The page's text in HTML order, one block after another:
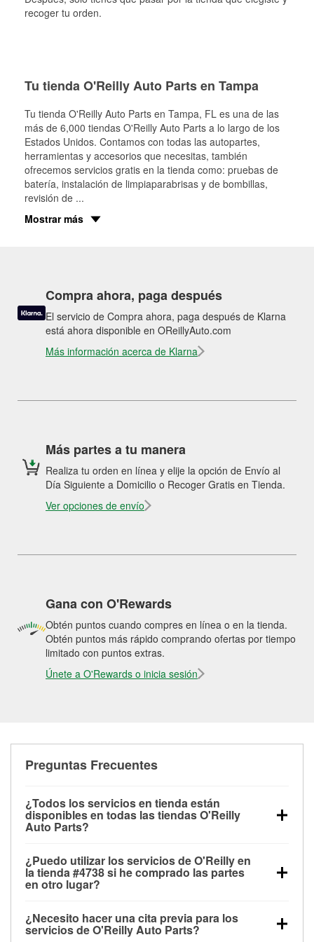
recoger tu orden.
Tu tienda O'Reilly Auto Parts en Tampa
Tu tienda O'Reilly Auto Parts en Tampa, FL es una de las
más de 6,000 tiendas O'Reilly Auto Parts a lo largo de los
Estados Unidos. Contamos con todas las autopartes,
herramientas y accesorios que necesitas, también
ofrecemos servicios gratis en la tienda como: pruebas de
batería, instalación de limpiaparabrisas y de bombillas,
revisión de ...
Mostrar más
Compra ahora, paga después
El servicio de Compra ahora, paga después de Klarna
está ahora disponible en OReillyAuto.com
Más información acerca de Klarna
Más partes a tu manera
Realiza tu orden en línea y elije la opción de Envío al
Día Siguiente a Domicilio o Recoger Gratis en Tienda.
Ver opciones de envío
Gana con O'Rewards
Obtén puntos cuando compres en línea o en la tienda.
Obtén puntos más rápido comprando ofertas por tiempo
limitado con puntos extras.
Únete a O'Rewards o inicia sesión
Preguntas Frecuentes
¿Todos los servicios en tienda están
disponibles en todas las tiendas O'Reilly
Auto Parts?
las pruebas de batería, pruebas de alternador y
motor de arranque, revisión de la luz “Check Engine”
con O'Reilly VeriScan® e instalación de
limpiaparabrisas o bombillas, están disponibles en
todas las tiendas O'Reilly Auto Parts. La tienda
¿Puedo utilizar los servicios de O'Reilly en
la tienda #4738 si he comprado las partes
en otro lugar?
de O'Reilly Auto Parts que estén disponibles en la
¿Necesito hacer una cita previa para los
servicios de O'Reilly Auto Parts?